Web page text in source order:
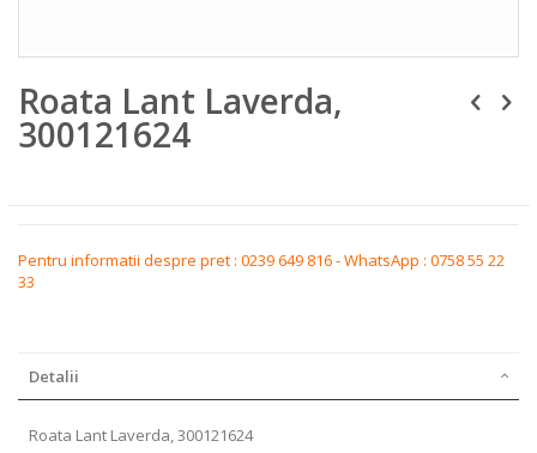
to
the
beginning
Roata Lant Laverda,
300121624
Pentru informatii despre pret : 0239 649 816 - WhatsApp : 0758 55 22
33
Detalii
Roata Lant Laverda, 300121624